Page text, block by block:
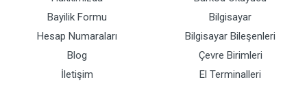
Bayilik Formu
Hesap Numaraları
Blog
İletişim
Bilgisayar
Bilgisayar Bileşenleri
Çevre Birimleri
El Terminalleri